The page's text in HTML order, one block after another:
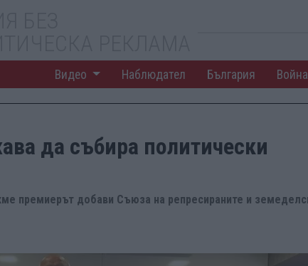
Видео Наблюдател България
да събира политически
премиерът добави Съюза на репресираните и